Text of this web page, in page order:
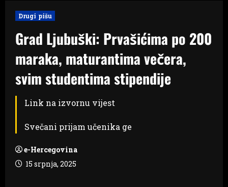
Drugi pišu
Grad Ljubuški: Prvašićima po 200
maraka, maturantima večera,
svim studentima stipendije
Link na izvornu vijest
Svečani prijam učenika ge
e-Hercegovina
15 srpnja, 2025